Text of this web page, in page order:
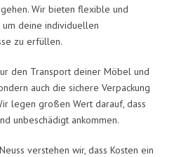
Wir bieten flexible und
um deine individuellen
zu erfüllen.
den Transport deiner Möbel und
auch die sichere Verpackung
legen großen Wert darauf, dass
unbeschädigt ankommen.
verstehen wir, dass Kosten ein